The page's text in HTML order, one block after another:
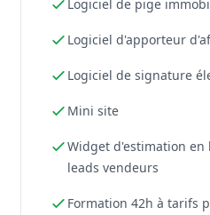
Logiciel de pige
Logiciel d'apporteur
Logiciel de signature
Mini site
Widget d'estimation
leads vendeurs
Formation 42h à tarifs